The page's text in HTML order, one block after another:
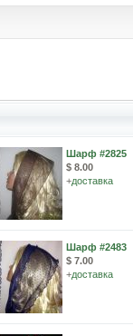
Шарф #2825
$ 8.00
+доставка
Шарф #2483
$ 7.00
+доставка